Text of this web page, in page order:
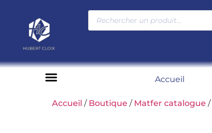
Accueil
Accueil / Boutique / Matfer catalogue /